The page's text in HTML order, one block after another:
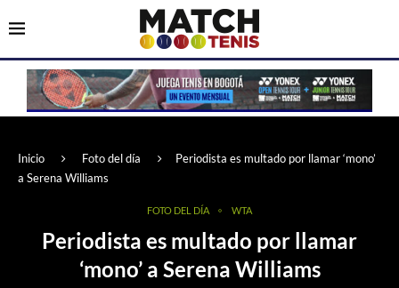
Inicio Foto del día
Periodista es multado por llamar ‘mono’
a Serena Williams
FOTO DEL DÍA WTA
Periodista es multado por llamar
‘mono’ a Serena Williams